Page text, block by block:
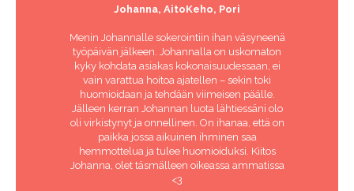
Johanna, AitoKeho, Pori
Menin Johannalle sokerointiin ihan väsyneenä
työpäivän jälkeen. Johannalla on uskomaton
kyky kohdata asiakas kokonaisuudessaan, ei
vain varattua hoitoa ajatellen – sekin toki
huomioidaan ja tehdään viimeisen päälle.
Jälleen kerran Johannan luota lähtiessäni olo
oli virkistynyt ja onnellinen. On ihanaa, että on
paikka jossa aikuinen ihminen saa
hemmottelua ja tulee huomioiduksi. Kiitos
Johanna, olet täsmälleen oikeassa ammatissa
<3